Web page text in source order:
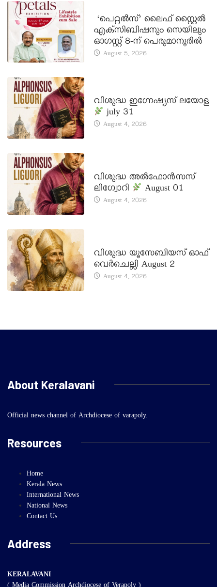
‘പെറ്റൽസ്’ ലൈഫ് സ്റ്റൈൽ
എക്സിബിഷനും സെയിലും
ഓഗസ്റ്റ് 8-ന് പെരുമാനൂരിൽ
August 5, 2026
വിശുദ്ധ ഇഗ്നേഷ്യസ് ലയോള
july 31
August 4, 2026
വിശുദ്ധ അൽഫോൻസസ്
ലിഗ്വോറി
August 01
August 4, 2026
വിശുദ്ധ യൂസേബിയസ് ഓഫ്
വെർചെല്ലി August 2
August 4, 2026
About Keralavani
Official news channel of Archdiocese of varapoly.
Resources
Home
Kerala News
International News
National News
Contact Us
Address
KERALAVANI